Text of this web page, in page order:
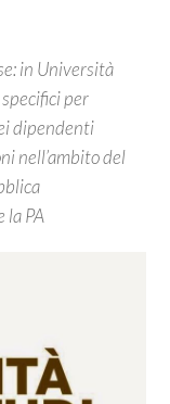
in Università
per
dipendenti
nell’ambito del
la PA